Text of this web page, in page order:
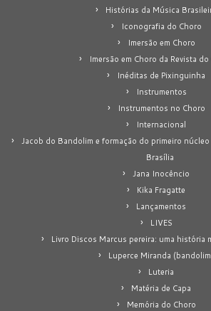
Histórias da Música
Iconografia do Choro
Imersão em Choro
Imersão em Choro da Revista
Inéditas de Pixinguinha
Instrumentos
Instrumentos no Choro
Internacional
Jacob do Bandolim e formação do primeiro
Brasília
Jana Inocêncio
Kika Fragatte
Lançamentos
LIVES
Livro Discos Marcus pereira: uma história
Luperce Miranda
Luteria
Matéria de Capa
Memória do Choro